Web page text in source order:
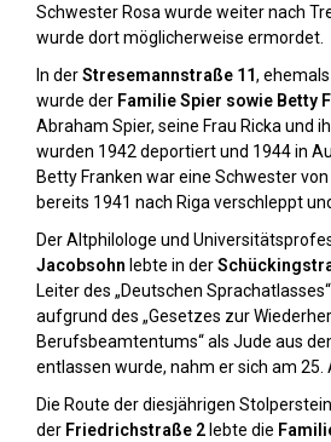
Schwester Rosa wurde weiter nach
wurde dort möglicherweise ermordet.
In derStresemannstraße 11,
wurde der Familie Spier sowie Betty
Abraham Spier, seine Frau Ricka und
wurden 1942 deportiert und 1944 in
Betty Franken war eine Schwester von
bereits 1941 nach Riga verschleppt
Der Altphilologe und
Jacobsohn lebte in der
Leiter des „Deutschen
aufgrund des „Gesetzes zur
Berufsbeamtentums“ als Jude aus
entlassen wurde, nahm er sich am 25.
Die Route der diesjährigen
der Friedrichstraße 2lebte die